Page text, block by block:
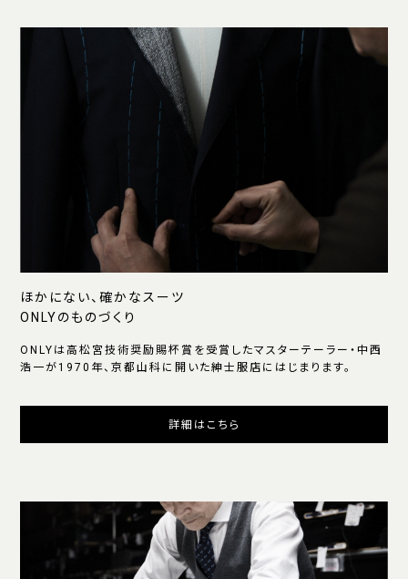
ほかにない、確かなスーツ
ONLYのものづくり
ONLYは高松宮技術奨励賜杯賞を受賞したマスターテーラー・中西
浩一が1970年、京都山科に開いた紳士服店にはじまります。
詳細はこちら